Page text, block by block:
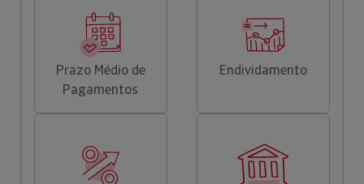
Prazo Médio de
Pagamentos
Endividamento